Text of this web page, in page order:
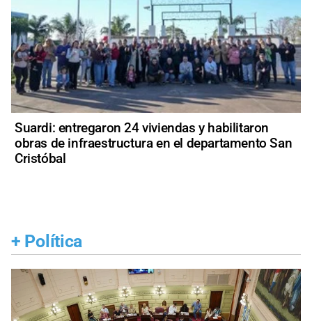
Suardi: entregaron 24 viviendas y habilitaron
obras de infraestructura en el departamento San
Cristóbal
+ Política